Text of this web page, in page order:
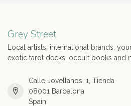
Grey Street
Local artists, international brands,
exotic tarot decks, occult books and
Calle Jovellanos, 1, Tienda
08001 Barcelona
Spain